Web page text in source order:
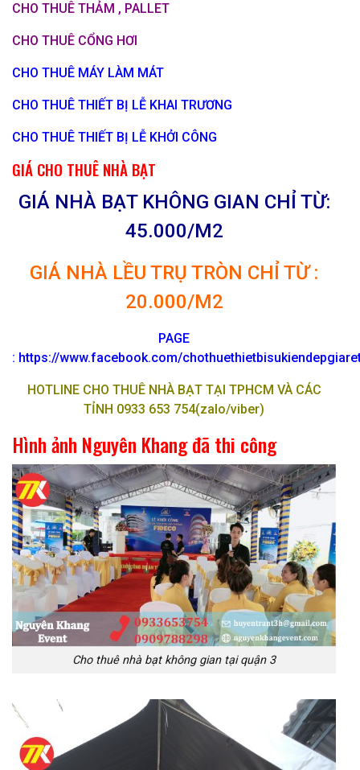
CHO THUÊ THẢM , PALLET
CHO THUÊ CỔNG HƠI
CHO THUÊ MÁY LÀM MÁT
CHO THUÊ THIẾT BỊ LỄ KHAI TRƯƠNG
CHO THUÊ THIẾT BỊ LỄ KHỞI CÔNG
GIÁ CHO THUÊ NHÀ BẠT
GIÁ NHÀ BẠT KHÔNG GIAN CHỈ TỪ:
45.000/M2
GIÁ NHÀ LỀU TRỤ TRÒN CHỈ TỪ :
20.000/M2
PAGE
: https://www.facebook.com/
HOTLINE CHO THUÊ NHÀ BẠT TẠI TPHCM VÀ CÁC
TỈNH 0933 653 754(zalo/viber)
Hình ảnh Nguyên Khang đã thi công
Cho thuê nhà bạt không gian tại quận 3